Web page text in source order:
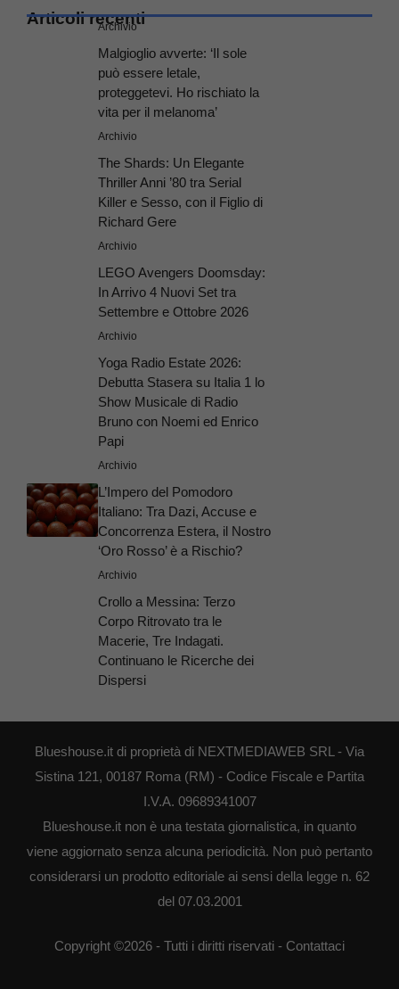
Articoli recenti
Archivio
Malgioglio avverte: ‘Il sole
può essere letale,
proteggetevi. Ho rischiato la
vita per il melanoma’
Archivio
The Shards: Un Elegante
Thriller Anni ’80 tra Serial
Killer e Sesso, con il Figlio di
Richard Gere
Archivio
LEGO Avengers Doomsday:
In Arrivo 4 Nuovi Set tra
Settembre e Ottobre 2026
Archivio
Yoga Radio Estate 2026:
Debutta Stasera su Italia 1 lo
Show Musicale di Radio
Bruno con Noemi ed Enrico
Papi
Archivio
L’Impero del Pomodoro
Italiano: Tra Dazi, Accuse e
Concorrenza Estera, il Nostro
‘Oro Rosso’ è a Rischio?
Archivio
Crollo a Messina: Terzo
Corpo Ritrovato tra le
Macerie, Tre Indagati.
Continuano le Ricerche dei
Dispersi
Blueshouse.it di proprietà di NEXTMEDIAWEB SRL - Via
Sistina 121, 00187 Roma (RM) - Codice Fiscale e Partita
I.V.A. 09689341007
Blueshouse.it non è una testata giornalistica, in quanto
viene aggiornato senza alcuna periodicità. Non può pertanto
considerarsi un prodotto editoriale ai sensi della legge n. 62
del 07.03.2001
Copyright ©2026 - Tutti i diritti riservati - Contattaci